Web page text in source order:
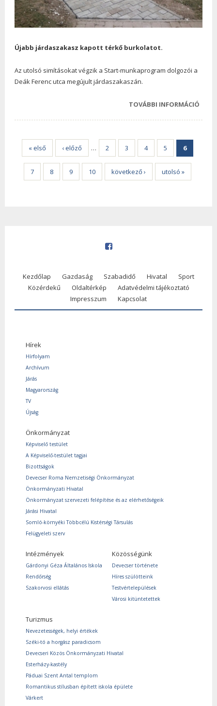
Újabb járdaszakasz kapott térkő burkolatot.
Az utolsó simításokat végzik a Start-munkaprogram dolgozói a
Deák Ferenc utca megújult járdaszakaszán.
TOVÁBBI INFORMÁCIÓ
« első
‹ előző … 2 3 4 5 6
7 8 9 10 következő › utolsó »
Kezdőlap Gazdaság Szabadidő Hivatal
Sport
Közérdekű
Oldaltérkép
Adatvédelmi tájékoztató
Impresszum
Kapcsolat
Hírek
Hírfolyam
Archívum
Járás
Magyarország
TV
Újság
Önkormányzat
Képviselő testület
A Képviselő-testület tagjai
Bizottságok
Devecser Roma Nemzetiségi Önkormányzat
Önkormányzati Hivatal
Önkormányzat szervezeti felépítése és az elérhetőségeik
Járási Hivatal
Somló-környéki Többcélú Kistérségi Társulás
Felügyeleti szerv
Intézmények
Gárdonyi Géza Általános Iskola
Rendőrség
Szakorvosi ellátás
Közösségünk
Devecser története
Híres szülötteink
Testvértelepülések
Városi kitüntetettek
Turizmus
Nevezetességek, helyi értékek
Széki-tó a horgász paradicsom
Devecseri Közös Önkormányzati Hivatal
Esterházy-kastély
Páduai Szent Antal templom
Romantikus stílusban épített iskola épülete
Várkert